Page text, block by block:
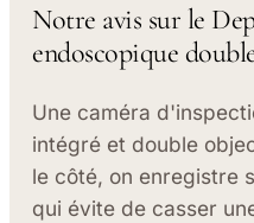
Notre avis sur le
endoscopique
Une caméra
intégré et double
le côté, on enregistre
qui évite de casser